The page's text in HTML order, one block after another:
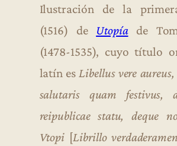
Ilustración de la
(1516) de Utopíade
(1478-1535), cuyo título
latín esLibellus vere
salutaris quam festivus,
reipublicae statu, deque
Vtopi [Librillo